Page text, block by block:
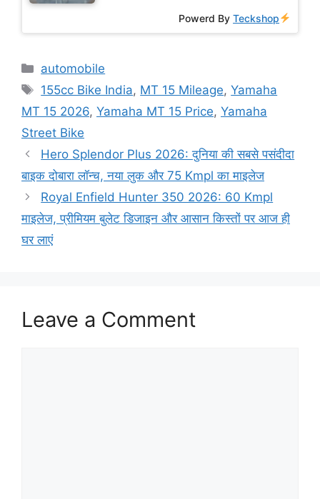
Powerd ByTeckshop
Categories
automobile
Tags
155cc Bike India, MT 15 Mileage,Yamaha
MT 15 2026, Yamaha MT 15 Price, Yamaha
Street Bike
Hero Splendor Plus 2026: दुनिया की सबसे पसंदीदा
बाइक दोबारा लॉन्च, नया लुक और 75 Kmpl का माइलेज
Royal Enfield Hunter 350 2026: 60 Kmpl
माइलेज, प्रीमियम बुलेट डिजाइन और आसान किस्तों पर आज ही
घर लाएं
Leave a Comment